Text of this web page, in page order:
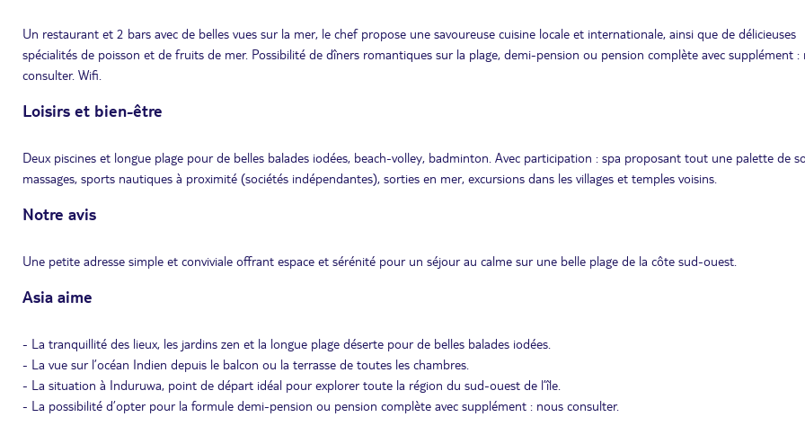
Un restaurant et 2 bars avec de belles vues sur la mer, le chef propose une savoureuse cuisine locale et internationale, ainsi que de délicieuses
spécialités de poisson et de fruits de mer. Possibilité de dîners romantiques sur la plage, demi-pension ou pension complète avec supplément :
consulter. Wifi.
Loisirs et bien-être
Deux piscines et longue plage pour de belles balades iodées, beach-volley, badminton. Avec participation : spa proposant tout une palette de
massages, sports nautiques à proximité (sociétés indépendantes), sorties en mer, excursions dans les villages et temples voisins.
Notre avis
Une petite adresse simple et conviviale offrant espace et sérénité pour un séjour au calme sur une belle plage de la côte sud-ouest.
Asia aime
- La tranquillité des lieux, les jardins zen et la longue plage déserte pour de belles balades iodées.
- La vue sur l’océan Indien depuis le balcon ou la terrasse de toutes les chambres.
- La situation à Induruwa, point de départ idéal pour explorer toute la région du sud-ouest de l’île.
- La possibilité d’opter pour la formule demi-pension ou pension complète avec supplément : nous consulter.